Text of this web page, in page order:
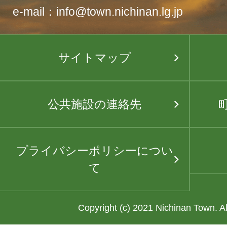
e-mail：info@town.nichinan.lg.jp
サイトマップ
公共施設の連絡先
プライバシーポリシーについ
て
Copyright (c) 2021 Nichinan Town.